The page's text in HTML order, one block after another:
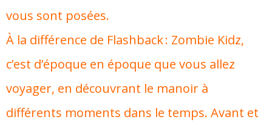
vous sont posées.
À la différence de Flashback : Zombie Kidz,
c’est d’époque en époque que vous allez
voyager, en découvrant le manoir à
différents moments dans le temps. Avant et